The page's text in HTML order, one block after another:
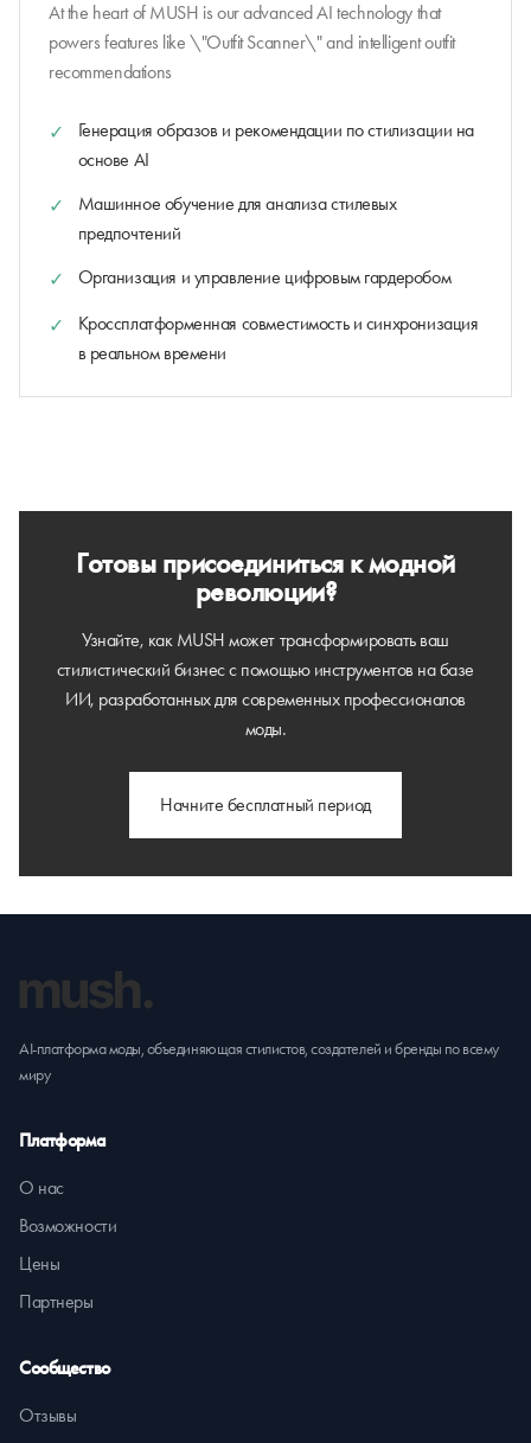
At the heart of MUSH is our advanced AI technology that
powers features like \"Outfit Scanner\" and intelligent outfit
recommendations
Генерация образов и рекомендации по стилизации на
основе AI
Машинное обучение для анализа стилевых
предпочтений
Организация и управление цифровым гардеробом
Кроссплатформенная совместимость и синхронизация
в реальном времени
Готовы присоединиться к модной
революции?
Узнайте, как MUSH может трансформировать ваш
стилистический бизнес с помощью инструментов на базе
ИИ, разработанных для современных профессионалов
моды.
Начните бесплатный период
AI-платформа моды, объединяющая стилистов, создателей и бренды по всему
миру
Платформа
О нас
Возможности
Цены
Партнеры
Сообщество
Отзывы